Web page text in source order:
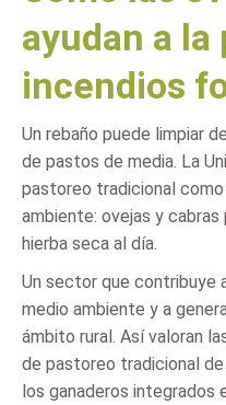
ayudan a
incendios
Un rebaño puede limpiar
de pastos de media. La
pastoreo tradicional
ambiente: ovejas y
hierba seca al día.
Un sector que contribuye
medio ambiente y a
ámbito rural. Así valoran
de pastoreo tradicional
los ganaderos integrados